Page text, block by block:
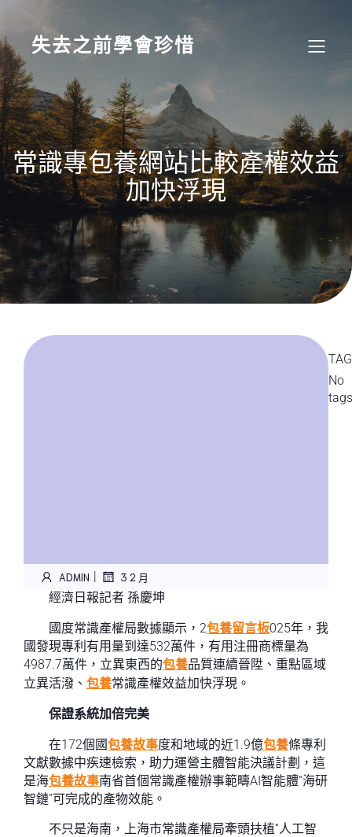
content
失去之前學會珍惜
常識專包養網站比較產權效益
加快浮現
ADMIN | 3 2 月
經濟日報記者 孫慶坤
國度常識產權局數據顯示，2包養留言板025年，我
國發現專利有用量到達532萬件，有用注冊商標量為
4987.7萬件，立異東西的包養品質連續晉陞、重點區域
立異活潑、 包養常識產權效益加快浮現。
保證系統加倍完美
在172個國包養故事度和地域的近1.9億包養條專利
文獻數據中疾速檢索，助力運營主體智能決議計劃，這
是海包養故事南省首個常識產權辦事範疇AI智能體“海研
智鏈”可完成的產物效能。
不只是海南，上海市常識產權局牽頭扶植“人工智
No
tags